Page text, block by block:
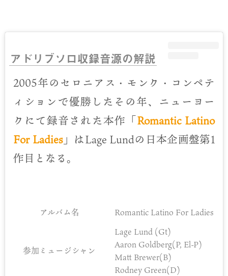
アドリブソロ収録音源の解説
2005年のセロニアス・モンク・コンペテ
ィションで優勝したその年、ニューヨー
クにて録音された本作「Romantic Latino
For Ladies」はLage Lundの日本企画盤第1
作目となる。
アルバム名 Romantic Latino For Ladies
参加ミュージシャン
Lage Lund (Gt)
Aaron Goldberg(P, El-P)
Matt Brewer(B)
Rodney Green(D)